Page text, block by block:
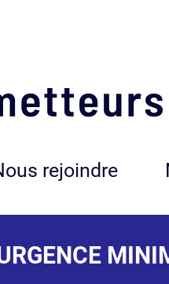
rejoindre